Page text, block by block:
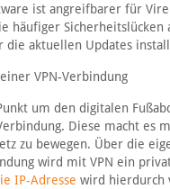
ist angreifbarer für
häufiger Sicherheitslücken
die aktuellen Updates
VPN-Verbindung
um den digitalen
Diese macht es
zu bewegen. Über die
wird mit VPN ein
IP-Adresse wird hierdurch